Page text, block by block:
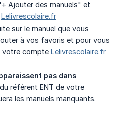
Ajouter des manuels" et
Lelivrescolaire.fr
sur le manuel que vous
à vos favoris et pour vous
votre compte Lelivrescolaire.fr
pas dans
référent ENT de votre
les manuels manquants.